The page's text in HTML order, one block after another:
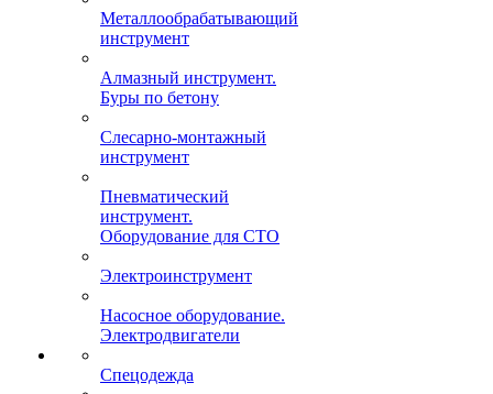
Металлообрабатывающий
инструмент
Алмазный инструмент.
Буры по бетону
Слесарно-монтажный
инструмент
Пневматический
инструмент.
Оборудование для СТО
Электроинструмент
Насосное оборудование.
Электродвигатели
Спецодежда